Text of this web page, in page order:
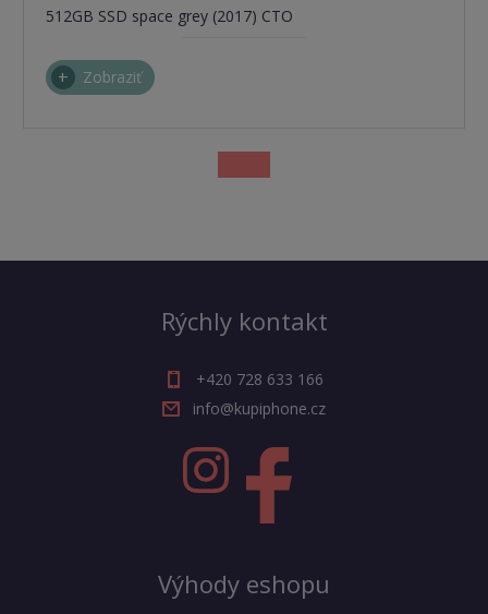
512GB SSD space grey (2017) CTO
Zobraziť
Rýchly kontakt
+420 728 633 166
info@kupiphone.cz
Výhody eshopu